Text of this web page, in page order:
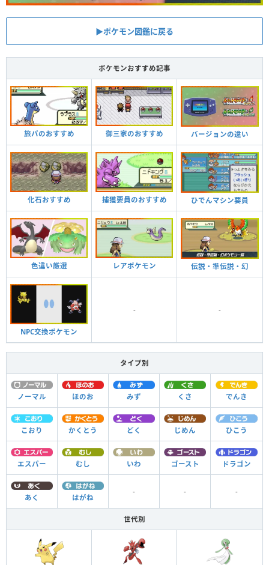
▶︎ポケモン図鑑に戻る
ポケモンおすすめ記事
旅パのおすすめ 御三家のおすすめ バージョンの違い
化石おすすめ 捕獲要員のおすすめ ひでんマシン要員
色違い厳選 レアポケモン 伝説・準伝説・幻
NPC交換ポケモン
- -
タイプ別
ノーマル ほのお みず くさ でんき
こおり かくとう どく じめん ひこう
エスパー むし いわ ゴースト ドラゴン
あく はがね
- - -
世代別